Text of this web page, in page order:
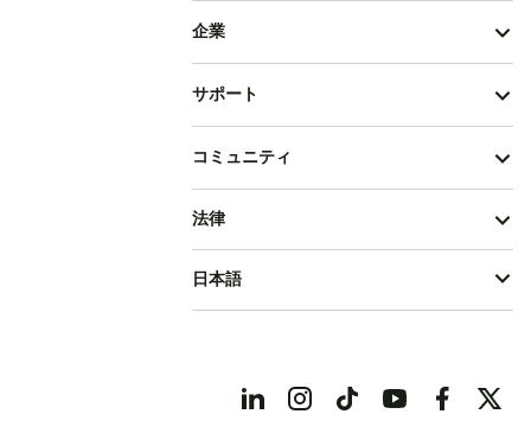
企業
サポート
コミュニティ
法律
日本語